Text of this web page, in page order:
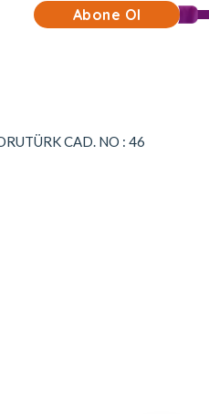
Abone Ol
CAD. NO : 46